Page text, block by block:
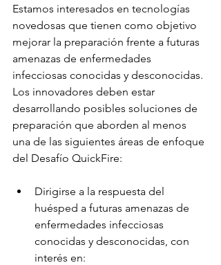
Estamos interesados ​​en tecnologías
novedosas que tienen como objetivo
mejorar la preparación frente a futuras
amenazas de enfermedades
infecciosas conocidas y desconocidas.
Los innovadores deben estar
desarrollando posibles soluciones de
preparación que aborden al menos
una de las siguientes áreas de enfoque
del Desafío QuickFire:
Dirigirse a la respuesta del
huésped a futuras amenazas de
enfermedades infecciosas
conocidas y desconocidas, con
interés en: